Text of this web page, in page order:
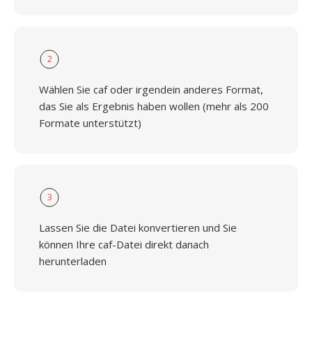
2
Wählen Sie caf oder irgendein anderes Format,
das Sie als Ergebnis haben wollen (mehr als 200
Formate unterstützt)
3
Lassen Sie die Datei konvertieren und Sie
können Ihre caf-Datei direkt danach
herunterladen